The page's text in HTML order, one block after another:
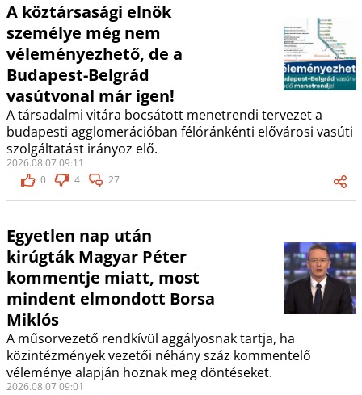
A köztársasági elnök
személye még nem
véleményezhető, de a
Budapest-Belgrád
vasútvonal már igen!
A társadalmi vitára bocsátott menetrendi tervezet a
budapesti agglomerációban félóránkénti elővárosi vasúti
szolgáltatást irányoz elő.
2026.08.07 09:11
0
4 27
Egyetlen nap után
kirúgták Magyar Péter
kommentje miatt, most
mindent elmondott Borsa
Miklós
A műsorvezető rendkívül aggályosnak tartja, ha
közintézmények vezetői néhány száz kommentelő
véleménye alapján hoznak meg döntéseket.
2026.08.07 09:01